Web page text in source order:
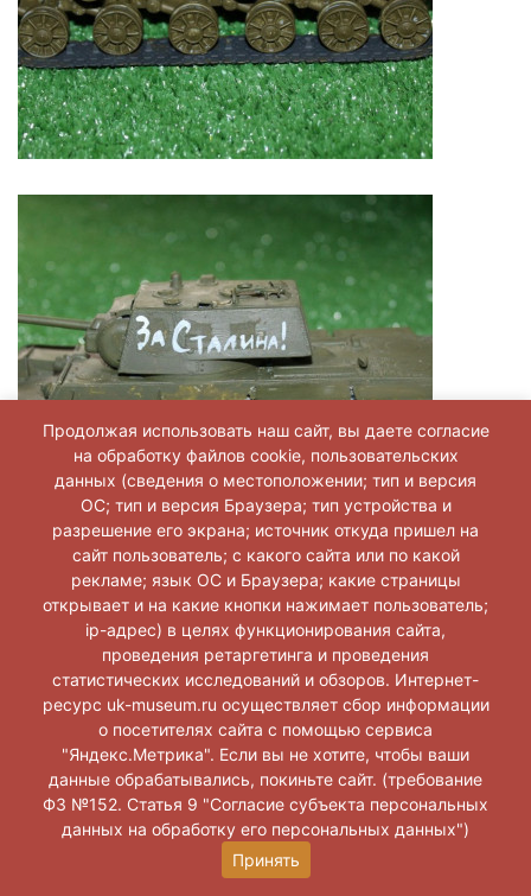
Продолжая использовать наш сайт, вы даете согласие
на обработку файлов cookie, пользовательских
данных (сведения о местоположении; тип и версия
ОС; тип и версия Браузера; тип устройства и
разрешение его экрана; источник откуда пришел на
сайт пользователь; с какого сайта или по какой
рекламе; язык ОС и Браузера; какие страницы
открывает и на какие кнопки нажимает пользователь;
ip-адрес) в целях функционирования сайта,
проведения ретаргетинга и проведения
статистических исследований и обзоров. Интернет-
ресурс uk-museum.ru осуществляет сбор информации
о посетителях сайта с помощью сервиса
"Яндекс.Метрика". Если вы не хотите, чтобы ваши
данные обрабатывались, покиньте сайт. (требование
ФЗ №152. Статья 9 "Согласие субъекта персональных
данных на обработку его персональных данных")
Принять